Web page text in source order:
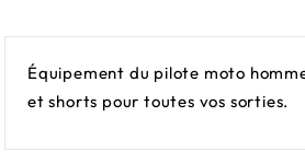
Équipement du pilote moto
et shorts pour toutes vos sorties.